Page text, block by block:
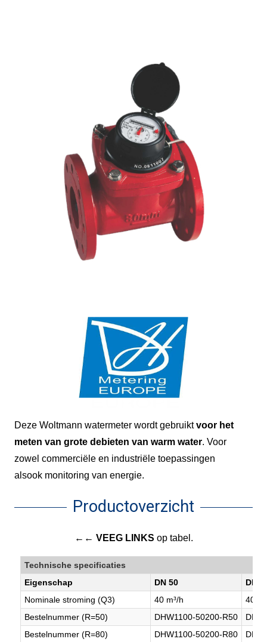
Deze Woltmann watermeter wordt gebruiktvoor het
meten van grote debieten van warm water. Voor
zowel commerciële en industriële toepassingen
alsook monitoring van energie.
Productoverzicht
←← VEEG LINKS op tabel.
Technische specificaties
Eigenschap
DN 50
DN
Nominale stroming (Q3)
40 m³/h
40/
Bestelnummer (R=50)
DHW1100-50200-R50
Bestelnummer (R=80)
DHW1100-50200-R80